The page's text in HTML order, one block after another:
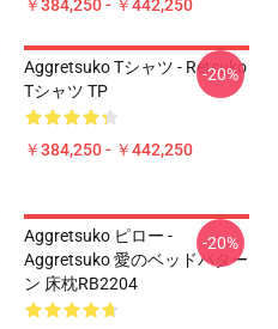
￥384,250 - ￥442,250
Aggretsuko Tシャツ - Retsuko
Tシャツ TP
￥384,250 - ￥442,250
-20%
Aggretsuko ピロー -
Aggretsuko 愛のベッドパター
ン 床枕RB2204
-20%